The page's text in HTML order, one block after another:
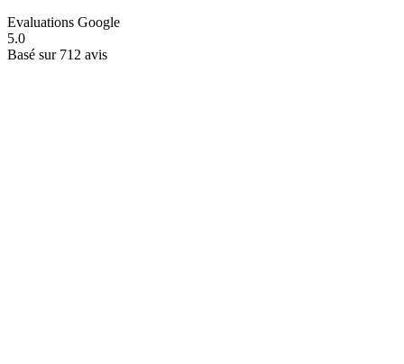
Evaluations Google
5.0
Basé sur 712 avis